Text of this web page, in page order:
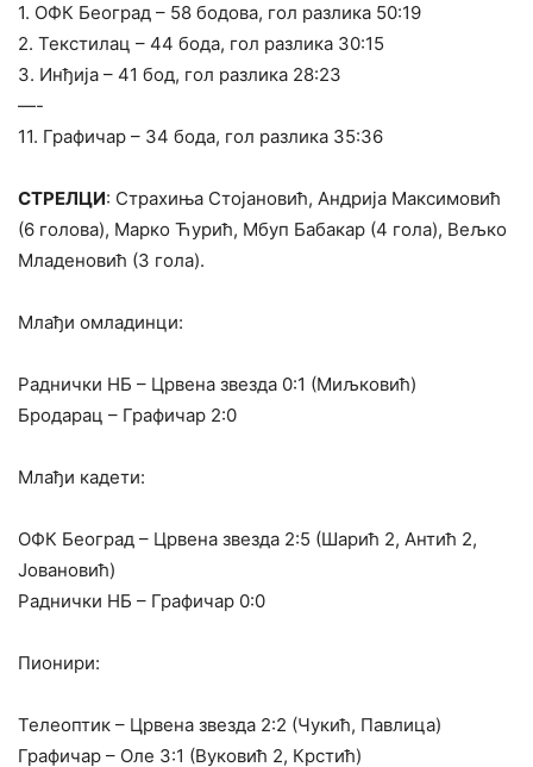
1. ОФК Београд – 58 бодова, гол разлика 50:19
2. Текстилац – 44 бода, гол разлика 30:15
3. Инђија – 41 бод, гол разлика 28:23
—-
11. Графичар – 34 бода, гол разлика 35:36
СТРЕЛЦИ: Страхиња Стојановић, Андрија Максимовић
(6 голова), Марко Ћурић, Мбуп Бабакар (4 гола), Вељко
Младеновић (3 гола).
Млађи омладинци:
Раднички НБ – Црвена звезда 0:1 (Миљковић)
Бродарац – Графичар 2:0
Млађи кадети:
ОФК Београд – Црвена звезда 2:5 (Шарић 2, Антић 2,
Јовановић)
Раднички НБ – Графичар 0:0
Пионири:
Телеоптик – Црвена звезда 2:2 (Чукић, Павлица)
Графичар – Оле 3:1 (Вуковић 2, Крстић)